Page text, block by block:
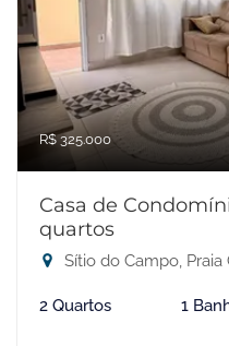
R$ 325.000
Casa de
quartos
Sítio do Campo, Praia
2 Quartos 1